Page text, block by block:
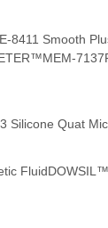
8411 Smooth
Silicone Quat
Fluid